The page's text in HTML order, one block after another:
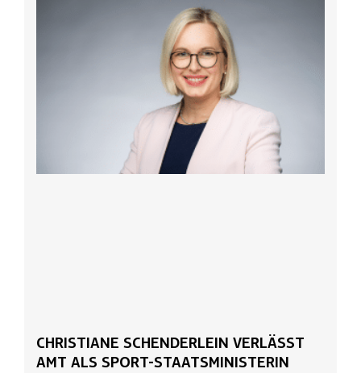
CHRISTIANE SCHENDERLEIN VERLÄSST
AMT ALS SPORT-STAATSMINISTERIN